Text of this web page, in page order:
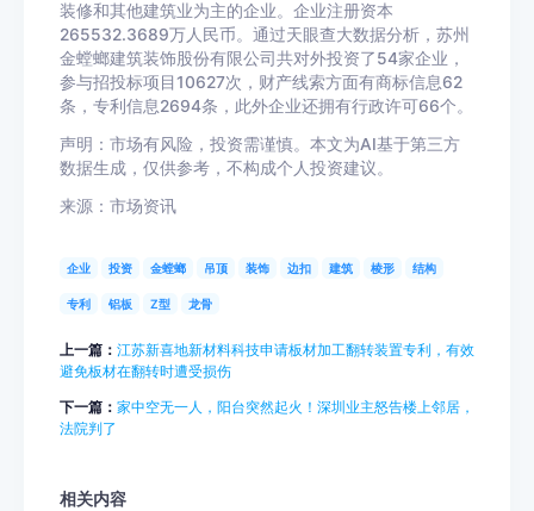
装修和其他建筑业为主的企业。企业注册资本
265532.3689万人民币。通过天眼查大数据分析，苏州
金螳螂建筑装饰股份有限公司共对外投资了54家企业，
参与招投标项目10627次，财产线索方面有商标信息62
条，专利信息2694条，此外企业还拥有行政许可66个。
声明：市场有风险，投资需谨慎。本文为AI基于第三方
数据生成，仅供参考，不构成个人投资建议。
来源：市场资讯
企业 投资 金螳螂 吊顶 装饰 边扣 建筑 棱形 结构
专利 铝板 Z型 龙骨
上一篇： 江苏新喜地新材料科技申请板材加工翻转装置专利，有效
避免板材在翻转时遭受损伤
下一篇： 家中空无一人，阳台突然起火！深圳业主怒告楼上邻居，
法院判了
相关内容